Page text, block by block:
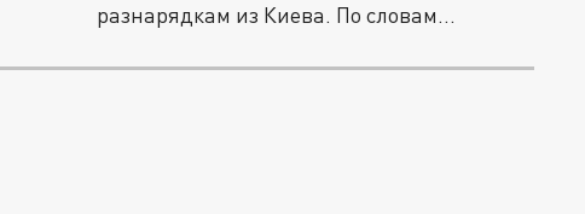
разнарядкам из Киева. По словам...